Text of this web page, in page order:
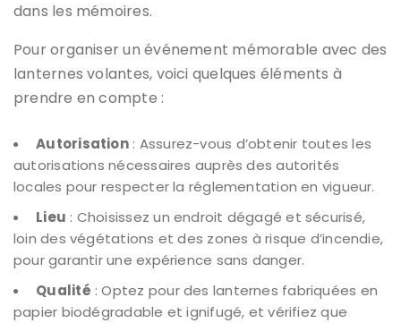
dans les mémoires.
Pour organiser un événement mémorable avec des
lanternes volantes, voici quelques éléments à
prendre en compte :
Autorisation: Assurez-vous d’obtenir toutes les
autorisations nécessaires auprès des autorités
locales pour respecter la réglementation en vigueur.
Lieu : Choisissez un endroit dégagé et sécurisé,
loin des végétations et des zones à risque d’incendie,
pour garantir une expérience sans danger.
Qualité : Optez pour des lanternes fabriquées en
papier biodégradable et ignifugé, et vérifiez que